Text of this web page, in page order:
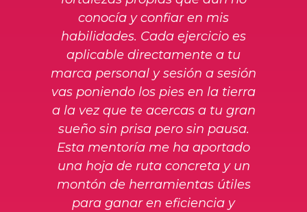
conocía y confiar en mis
habilidades. Cada ejercicio es
aplicable directamente a tu
marca personal y sesión a sesión
vas poniendo los pies en la tierra
a la vez que te acercas a tu gran
sueño sin prisa pero sin pausa.
Esta mentoría me ha aportado
una hoja de ruta concreta y un
montón de herramientas útiles
para ganar en eficiencia y